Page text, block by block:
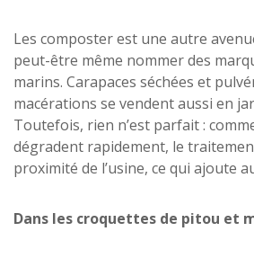
Les composter est une autre
peut-être même nommer des
marins. Carapaces séchées et
macérations se vendent aussi en
Toutefois, rien n’est parfait :
dégradent rapidement, le
proximité de l’usine, ce qui ajoute
Dans les croquettes de pitou et